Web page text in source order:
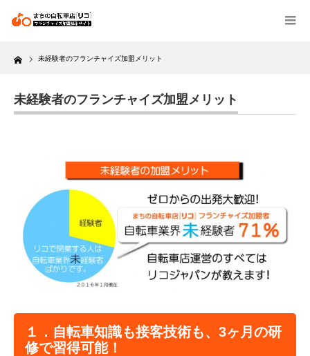
Home 未経験者のフランチャイズ加盟メリット
未経験者のフランチャイズ加盟メリット
１．自転車知識も接客技術も、3ヶ月の研
修で習得可能！